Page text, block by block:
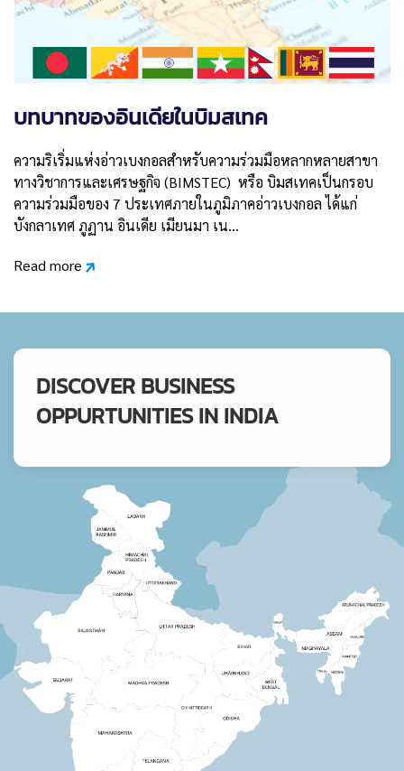
บทบาทของอินเดียในบิมสเทค
ความริเริ่มแห่งอ่าวเบงกอลสำหรับความร่วมมือหลากหลายสาขา
ทางวิชาการและเศรษฐกิจ (BIMSTEC) หรือ บิมสเทคเป็นกรอบ
ความร่วมมือของ 7 ประเทศภายในภูมิภาคอ่าวเบงกอล ได้แก่
บังกลาเทศ ภูฏาน อินเดีย เมียนมา เน…
Read more
DISCOVER BUSINESS
OPPURTUNITIES IN INDIA